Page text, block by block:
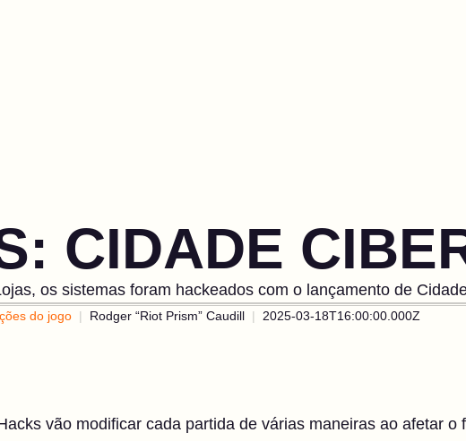
CIDADE
os sistemas foram hackeados com o lançamento de
do jogo Rodger “Riot Prism” Caudill 2025-03-18T16:00:00.000Z
vão modificar cada partida de várias maneiras ao afetar o